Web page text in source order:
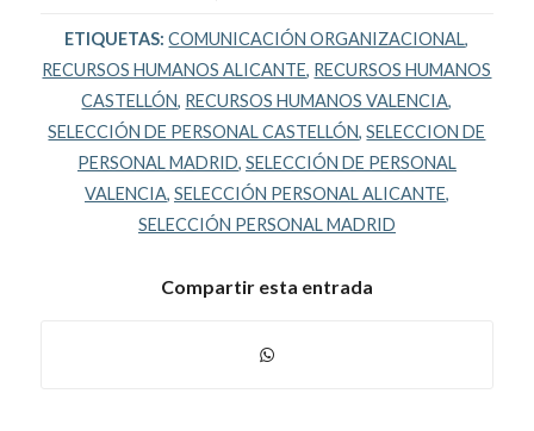
ETIQUETAS: COMUNICACIÓN ORGANIZACIONAL,
RECURSOS HUMANOS ALICANTE, RECURSOS HUMANOS
CASTELLÓN, RECURSOS HUMANOS VALENCIA,
SELECCIÓN DE PERSONAL CASTELLÓN,SELECCION DE
PERSONAL MADRID, SELECCIÓN DE PERSONAL
VALENCIA, SELECCIÓN PERSONAL ALICANTE,
SELECCIÓN PERSONAL MADRID
Compartir esta entrada